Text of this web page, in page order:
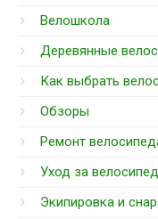
Велошкола
Деревянные
Как выбрать
Обзоры
Ремонт
Уход за
Экипировка и